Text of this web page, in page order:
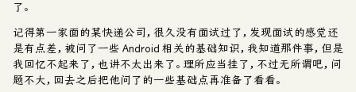
了。
记得第一家面的某快递公司，很久没有面试过了，发现面试的感觉还
是有点差，被问了一些 Android 相关的基础知识，我知道那件事，但是
我回忆不起来了，也讲不太出来了。理所应当挂了，不过无所谓吧，问
题不大，回去之后把他问了的一些基础点再准备了看看。